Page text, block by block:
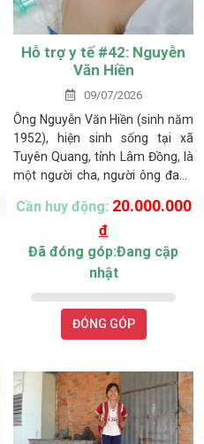
Hỗ trợ y tế #42: Nguyễn
Văn Hiền
09/07/2026
Ông Nguyễn Văn Hiền (sinh năm
1952), hiện sinh sống tại xã
Tuyên Quang, tỉnh Lâm Đồng, là
một người cha, người ông đang
cùng khó khăn. Ở tuổi 74, ông
Hiền đã nhiều năm chống chọi
với bệnh tim nên không còn khả
năng lao động. Vợ ông, bà
nhà làm nội trợ và tranh thủ
nhận gói bánh thuê khi có việc
để kiếm thêm thu nhập. Cuộc
dựa vào khoản tiền ít ỏi từ công
việc không ổn định của bà cùng
sự hỗ trợ của các con, tổng cộng
khoảng 1 triệu đồng mỗi tháng.
Cần huy động: 20.000.000
đ
Đã đóng góp:Đang cập
nhật
ĐÓNG GÓP